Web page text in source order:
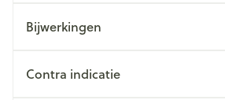
Bijwerkingen
Contra indicatie